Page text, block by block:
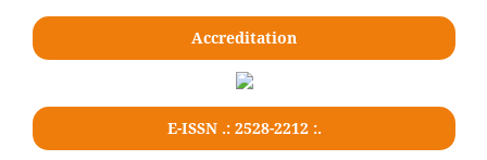
Accreditation
E-ISSN .: 2528-2212 :.